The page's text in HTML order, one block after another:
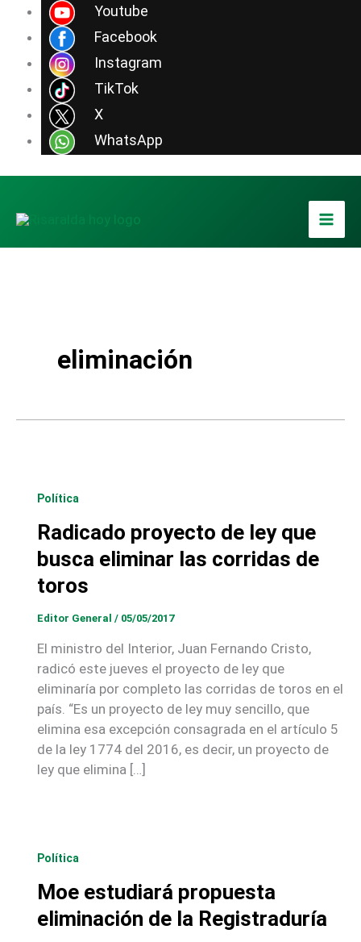
Youtube
Facebook
Instagram
TikTok
X
WhatsApp
contenido
eliminación
Política
Radicado proyecto de ley que
busca eliminar las corridas de
toros
Editor General / 05/05/2017
El ministro del Interior, Juan Fernando Cristo,
radicó este jueves el proyecto de ley que
eliminaría por completo las corridas de toros en el
país. “Es un proyecto de ley muy sencillo, que
elimina esa excepción consagrada en el artículo 5
de la ley 1774 del 2016, es decir, un proyecto de
ley que elimina […]
Política
Moe estudiará propuesta
eliminación de la Registraduría